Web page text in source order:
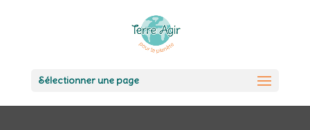
Sélectionner une page